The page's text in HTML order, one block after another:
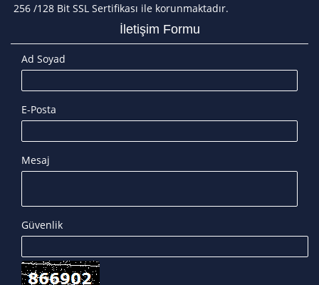
256 /128 Bit SSL Sertifikası ile korunmaktadır.
İletişim Formu
Ad Soyad
E-Posta
Mesaj
Güvenlik